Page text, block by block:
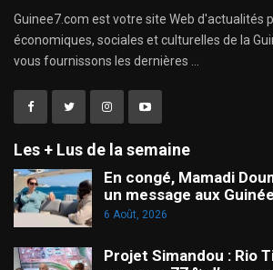
Guinee7.com est votre site Web d'actualités
économiques, sociales et culturelles de la
vous fournissons les dernières ...
Les + Lus de la semaine
En congé, Mamadi
un message aux
6 Août, 2026
Projet Simandou : Rio